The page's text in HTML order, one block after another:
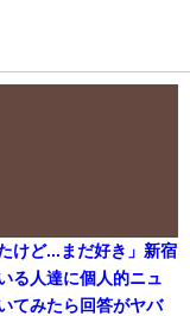
けど...まだ好き」新宿
る人達に個人的ニュ
てみたら回答がヤバ